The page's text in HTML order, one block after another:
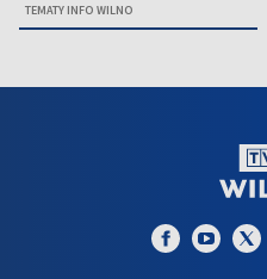
TEMATY INFO WILNO